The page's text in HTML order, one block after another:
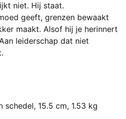
niet. Hij staat.
geeft, grenzen bewaakt
maakt. Alsof hij je herinnert
leiderschap dat niet
schedel, 15.5 cm, 1.53 kg